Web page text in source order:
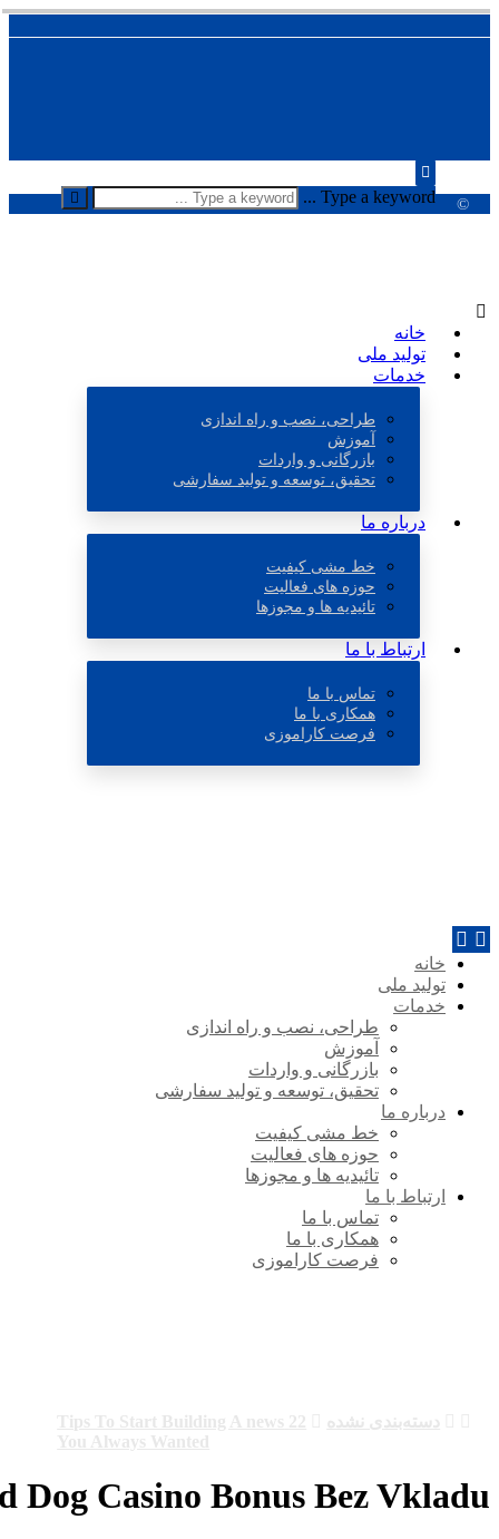
Type a keyword ...
خانه
تولید ملی
خدمات
طراحی، نصب و راه اندازی
آموزش
بازرگانی و واردات
تحقیق، توسعه و تولید سفارشی
درباره ما
خط مشی کیفیت
حوزه های فعالیت
تائیدیه ها و مجوزها
ارتباط با ما
تماس با ما
همکاری با ما
فرصت کاراموزی
خانه
تولید ملی
خدمات
طراحی، نصب و راه اندازی
آموزش
بازرگانی و واردات
تحقیق، توسعه و تولید سفارشی
درباره ما
خط مشی کیفیت
حوزه های فعالیت
تائیدیه ها و مجوزها
ارتباط با ما
تماس با ما
همکاری با ما
فرصت کاراموزی
Dog Casino Bonus Bez Vkladu
©